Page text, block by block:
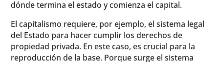
dónde termina el estado y comienza el capital.
El capitalismo requiere, por ejemplo, el sistema legal
del Estado para hacer cumplir los derechos de
propiedad privada. En este caso, es crucial para la
reproducción de la base. Porque surge el sistema